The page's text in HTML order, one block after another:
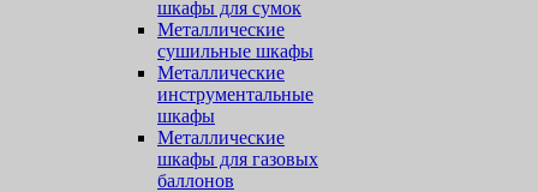
шкафы для сумок
Металлические
сушильные шкафы
Металлические
инструментальные
шкафы
Металлические
шкафы для газовых
баллонов